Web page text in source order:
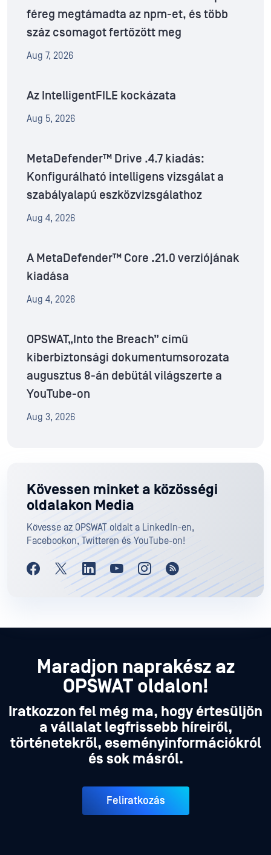
féreg megtámadta az npm-et, és több
száz csomagot fertőzött meg
Aug 7, 2026
Az IntelligentFILE kockázata
Aug 5, 2026
MetaDefender™ Drive .4.7 kiadás:
Konfigurálható intelligens vizsgálat a
szabályalapú eszközvizsgálathoz
Aug 4, 2026
A MetaDefender™ Core .21.0 verziójának
kiadása
Aug 4, 2026
OPSWAT„Into the Breach” című
kiberbiztonsági dokumentumsorozata
augusztus 8-án debütál világszerte a
YouTube-on
Aug 3, 2026
Kövessen minket a közösségi
oldalakon Media
Kövesse az OPSWAT oldalt a LinkedIn-en,
Facebookon, Twitteren és YouTube-on!
Maradjon naprakész az
OPSWAT oldalon!
Iratkozzon fel még ma, hogy értesüljön
a vállalat legfrissebb híreiről,
történetekről, eseményinformációkról
és sok másról.
Feliratkozás